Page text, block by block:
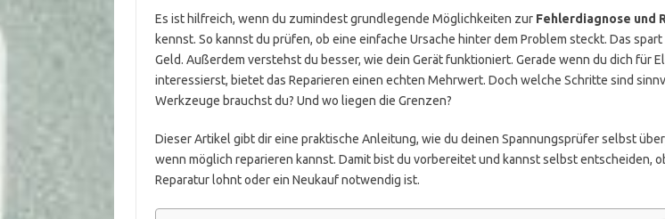
Es ist hilfreich, wenn du zumindest grundlegende Möglichkeiten zur Fehlerdiagnose und
kennst. So kannst du prüfen, ob eine einfache Ursache hinter dem Problem steckt. Das spart
Geld. Außerdem verstehst du besser, wie dein Gerät funktioniert. Gerade wenn du dich für
interessierst, bietet das Reparieren einen echten Mehrwert. Doch welche Schritte sind
Werkzeuge brauchst du? Und wo liegen die Grenzen?
Dieser Artikel gibt dir eine praktische Anleitung, wie du deinen Spannungsprüfer selbst
wenn möglich reparieren kannst. Damit bist du vorbereitet und kannst selbst entscheiden,
Reparatur lohnt oder ein Neukauf notwendig ist.